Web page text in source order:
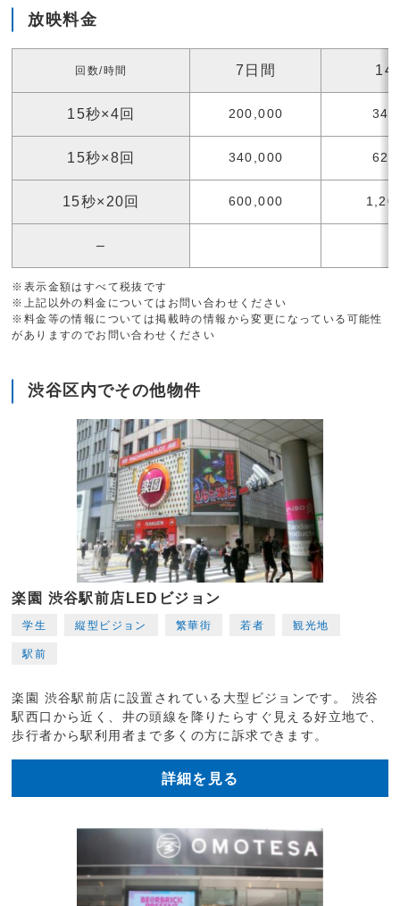
放映料金
回数/時間 7日間 14
15秒×4回 200,000
15秒×8回 340,000
15秒×20回 600,000
–
※表示金額はすべて税抜です
※上記以外の料金についてはお問い合わせください
※料金等の情報については掲載時の情報から変更になっている可能性
がありますのでお問い合わせください
渋谷区内でその他物件
楽園 渋谷駅前店LEDビジョン
学生 縦型ビジョン 繁華街 若者 観光地
駅前
楽園 渋谷駅前店に設置されている大型ビジョンです。 渋谷
駅西口から近く、井の頭線を降りたらすぐ見える好立地で、
歩行者から駅利用者まで多くの方に訴求できます。
詳細を見る